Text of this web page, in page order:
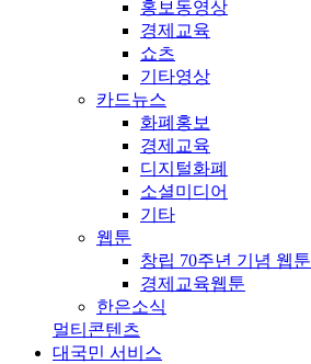
홍보동영상
경제교육
쇼츠
기타영상
카드뉴스
화폐홍보
경제교육
디지털화폐
소셜미디어
기타
웹툰
창립 70주년 기념 웹툰
경제교육웹툰
한은소식
멀티콘텐츠
대국민 서비스